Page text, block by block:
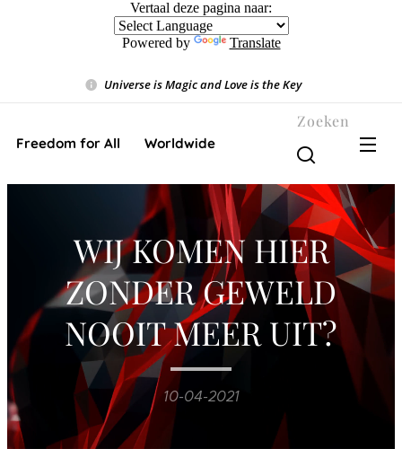
Vertaal deze pagina naar:
Powered by Translate
Universe is Magic and Love is the Key❤️
Freedom for All ❤️ Worldwide
Zoeken
WIJ KOMEN HIER
ZONDER GEWELD
NOOIT MEER UIT?
10-04-2021